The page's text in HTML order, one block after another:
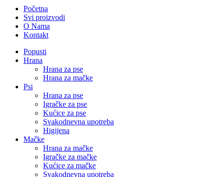
Početna
Svi proizvodi
O Nama
Kontakt
Popusti
Hrana
Hrana za pse
Hrana za mačke
Psi
Hrana za pse
Igračke za pse
Kućice za pse
Svakodnevna upotreba
Higijena
Mačke
Hrana za mačke
Igračke za mačke
Kućice za mačke
Svakodnevna upotreba